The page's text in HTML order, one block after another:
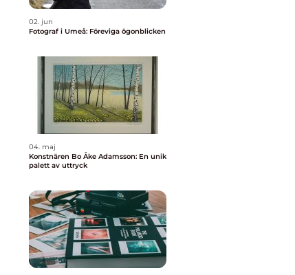
02. jun
Fotograf i Umeå: Föreviga ögonblicken
04. maj
Konstnären Bo Åke Adamsson: En unik
palett av uttryck